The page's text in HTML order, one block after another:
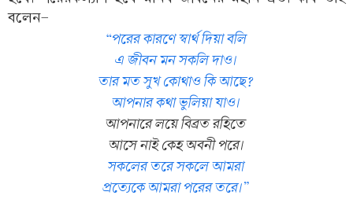
বলেন-
“পরের কারণে স্বার্থ দিয়া বলি
এ জীবন মন সকলি দাও।
তার মত সুখ কোথাও কি আছে?
আপনার কথা ভুলিয়া যাও।
আপনারে লয়ে বিব্রত রহিতে
আসে নাই কেহ অবনী পরে।
সকলের তরে সকলে আমরা
প্রত্যেকে আমরা পরের তরে।”